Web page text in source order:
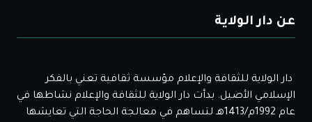
عن دار الولاية
دار الولاية للثقافة والإعلام مؤسسة ثقافية تعني بالفكر
الإسلامي الأصيل. بدأت دار الولاية للثقافة والإعلام نشاطها في
عام 1992م/1413هـ لتساهم في معالجة الحاجة التي تعايشها